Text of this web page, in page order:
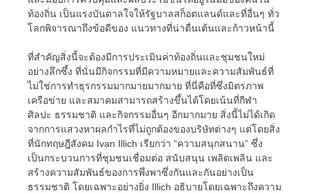
ท้องถิ่น เป็นแรงบันดาลใจให้รัฐบาลสก็อตแลนด์และที่อื่นๆ ทั่ว
โลกพิจารณาถึงข้อดีของ แนวทางที่น่าตื่นเต้นและก้าวหน้านี้
ที่สำคัญสิ่งนี้จะต้องมีการประเมินค่าท้องถิ่นและชุมชนใหม่
อย่างลึกซึ้ง ที่นั่นมีกิจกรรมที่มีความหมายและความสัมพันธ์ที่
ไม่ใช่การทำธุรกรรมมากมายมากมาย ที่นี่คือที่ซึ่งมิตรภาพ
เครือข่าย และสมาคมสามารถสร้างขึ้นได้โดยเน้นที่กีฬา
ศิลปะ ธรรมชาติ และกิจกรรมอื่นๆ อีกมากมาย สิ่งนี้ไม่ได้เกิด
จากการแสวงหาผลกำไรที่ไม่ถูกต้องของบริษัทต่างๆ แต่โดยสิ่ง
ที่นักทฤษฎีสังคม Ivan Illich เรียกว่า “ความสนุกสนาน” ซึ่ง
เป็นกระบวนการที่ชุมชนเชื่อมต่อ สนับสนุน เพลิดเพลิน และ
สร้างความสัมพันธ์ของการพึ่งพาซึ่งกันและกันอย่างเป็น
ธรรมชาติ โดยเฉพาะอย่างยิ่ง Illich อธิบายโดยเฉพาะถึงความ